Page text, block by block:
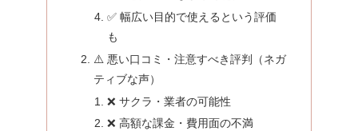
✅ 幅広い目的で使えるという評価
も
⚠️ 悪い口コミ・注意すべき評判（ネガ
ティブな声）
❌ サクラ・業者の可能性
❌ 高額な課金・費用面の不満